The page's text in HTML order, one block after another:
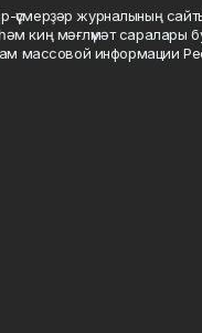
журналының
киң мәғлүмәт саралары
массовой информации